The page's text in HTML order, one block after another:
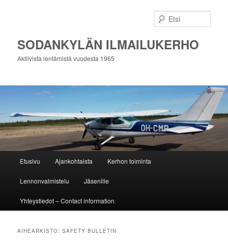
SODANKYLÄN ILMAILUKERHO
Aktiivista lentämistä vuodesta 1965
Etusivu Ajankohtaista Kerhon toiminta
Lennonvalmistelu Jäsenille
Yhteystiedot – Contact information
AIHEARKISTO:SAFETY BULLETIN